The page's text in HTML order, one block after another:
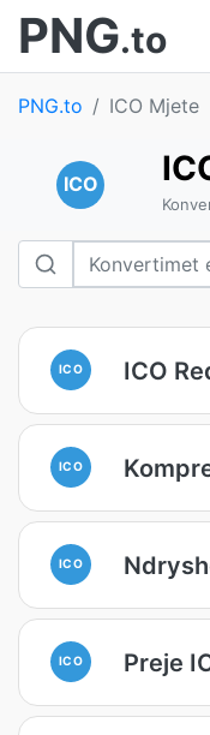
PNG.to
PNG.to ICO Mjete
ICO
ICO ICO
ICO
ICO
ICO Preje